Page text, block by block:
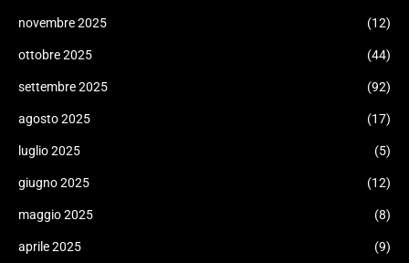
novembre 2025 (12)
ottobre 2025 (44)
settembre 2025 (92)
agosto 2025 (17)
luglio 2025 (5)
giugno 2025 (12)
maggio 2025 (8)
aprile 2025 (9)